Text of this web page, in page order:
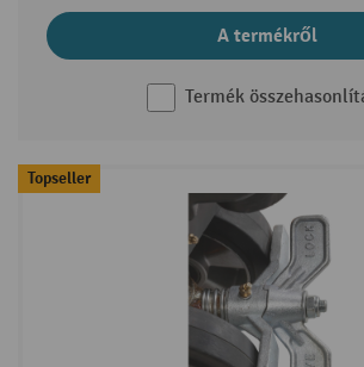
A termékről
Termék
Topseller